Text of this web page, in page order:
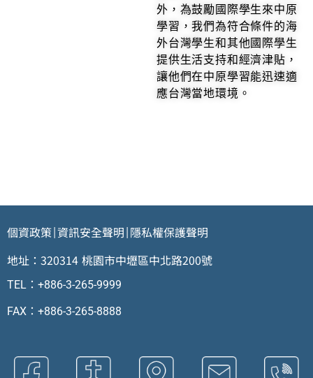
外，為鼓勵國際學生來中原
學習，我們為符合條件的海
外台灣學生和其他國際學生
提供生活支持和經濟津貼，
讓他們在中原學習能迅速適
應台灣當地環境。
個資政策|資訊安全聲明 | 隱私權保護聲明
地址：320314 桃園市中壢區中北路200號
TEL：+886-3-265-9999
FAX：+886-3-265-8888